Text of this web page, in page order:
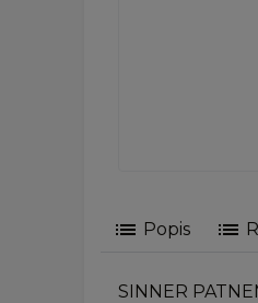
list Popis list
SINNER